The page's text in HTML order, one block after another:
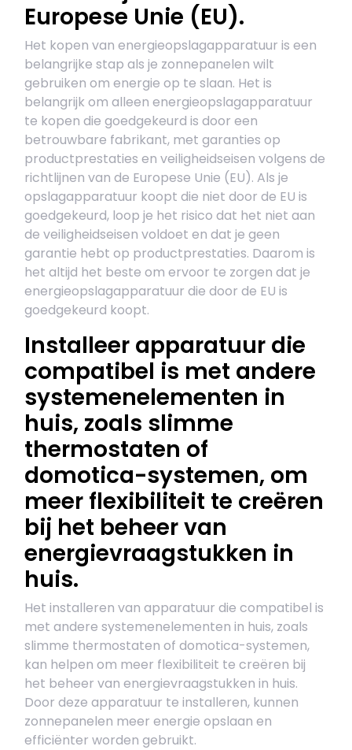
Europese Unie (EU).
Het kopen van energieopslagapparatuur is een
belangrijke stap als je zonnepanelen wilt
gebruiken om energie op te slaan. Het is
belangrijk om alleen energieopslagapparatuur
te kopen die goedgekeurd is door een
betrouwbare fabrikant, met garanties op
productprestaties en veiligheidseisen volgens de
richtlijnen van de Europese Unie (EU). Als je
opslagapparatuur koopt die niet door de EU is
goedgekeurd, loop je het risico dat het niet aan
de veiligheidseisen voldoet en dat je geen
garantie hebt op productprestaties. Daarom is
het altijd het beste om ervoor te zorgen dat je
energieopslagapparatuur die door de EU is
goedgekeurd koopt.
Installeer apparatuur die
compatibel is met andere
systemenelementen in
huis, zoals slimme
thermostaten of
domotica-systemen, om
meer flexibiliteit te creëren
bij het beheer van
energievraagstukken in
huis.
Het installeren van apparatuur die compatibel is
met andere systemenelementen in huis, zoals
slimme thermostaten of domotica-systemen,
kan helpen om meer flexibiliteit te creëren bij
het beheer van energievraagstukken in huis.
Door deze apparatuur te installeren, kunnen
zonnepanelen meer energie opslaan en
efficiënter worden gebruikt.